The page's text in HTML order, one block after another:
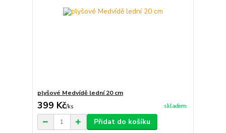
plyšové Medvídě lední 20 cm
399 Kč/ks skladem
Přidat do košíku